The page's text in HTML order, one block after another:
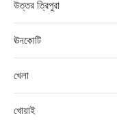
উত্তর ত্রিপুরা
ঊনকোটি
খেলা
খোয়াই